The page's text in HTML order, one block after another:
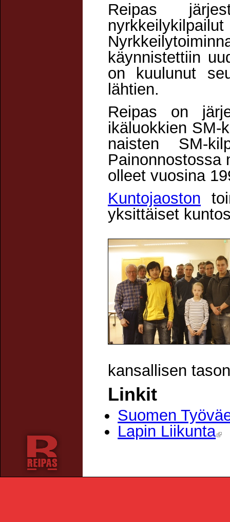
Reipas
käynnistettiin
on kuulunut
lähtien.
Reipas on
ikäluokkien SM-
naisten SM-
Painonnostossa
olleet vuosina
Kuntojaoston
yksittäiset
kansallisen
Linkit
Suomen
Lapin Liikunta